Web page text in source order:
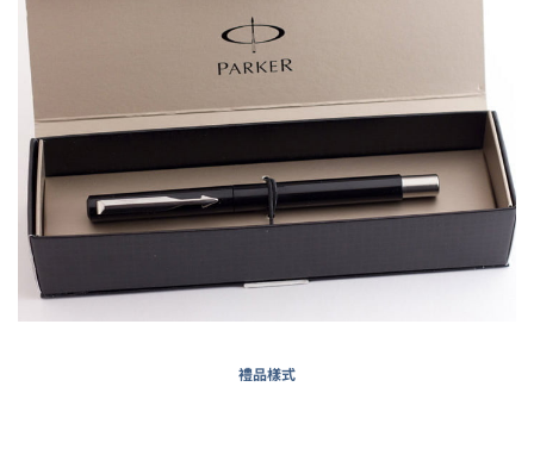
禮品樣式